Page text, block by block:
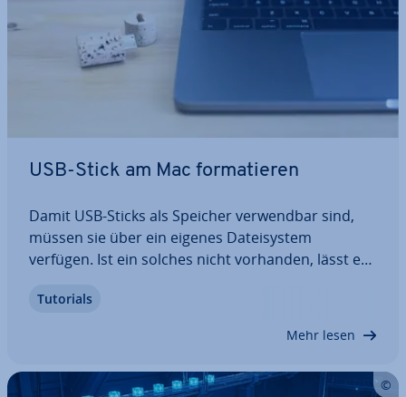
USB-Stick am Mac for­ma­tie­ren
Damit USB-Sticks als Speicher ver­wend­bar sind,
müssen sie über ein eigenes Da­tei­sys­tem
verfügen. Ist ein solches nicht vorhanden, lässt es
Stick for­ma­tiert. Mac-User haben hierfür mit dem
Tutorials
Mehr lesen